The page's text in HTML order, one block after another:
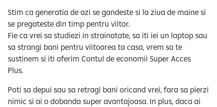
Stim ca generatia de azi se gandeste si la ziua de maine si
se pregateste din timp pentru viitor.
Fie ca vrei sa studiezi in strainatate, sa iti iei un laptop sau
sa strangi bani pentru viitoarea ta casa, vrem sa te
sustinem si iti oferim Contul de economii Super Acces
Plus.
Poti sa depui sau sa retragi bani oricand vrei, fara sa pierzi
nimic si ai o dobanda super avantajoasa. In plus, daca ai